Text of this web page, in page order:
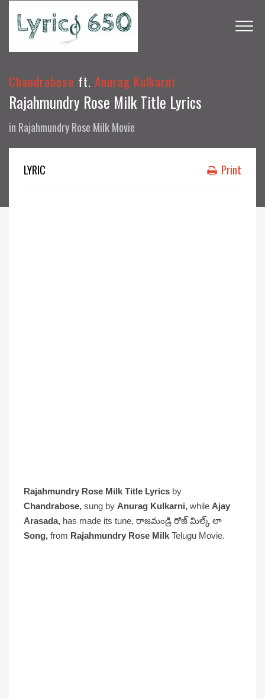
Chandrabose ft. Anurag Kulkarni
Rajahmundry Rose Milk Title Lyrics
in Rajahmundry Rose Milk Movie
LYRIC Print
Rajahmundry Rose Milk Title Lyrics by
Chandrabose, sung by Anurag Kulkarni, while Ajay
Arasada, has made its tune, రాజమండ్రి రోజ్ మిల్క్ లా
Song, from Rajahmundry Rose Milk Telugu Movie.